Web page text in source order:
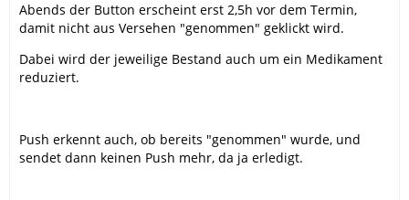
Abends der Button erscheint erst 2,5h vor dem Termin,
damit nicht aus Versehen "genommen" geklickt wird.
Dabei wird der jeweilige Bestand auch um ein Medikament
reduziert.
Push erkennt auch, ob bereits "genommen" wurde, und
sendet dann keinen Push mehr, da ja erledigt.